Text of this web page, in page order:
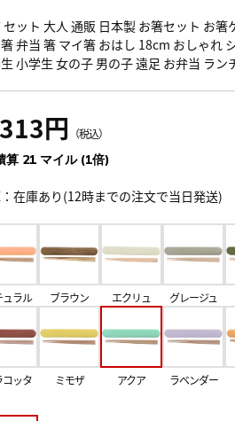
セット 大人 通販 日本製 お箸セット お箸
弁当 箸 マイ箸 おはし 18cm おしゃれ
小学生 女の子 男の子 遠足 お弁当 ラン
円 （税込）
算 21 マイル (1倍)
在庫あり(12時までの注文で当日発送)
ュラル ブラウン エクリュ グレージュ
コッタ ミモザ アクア ラベンダー